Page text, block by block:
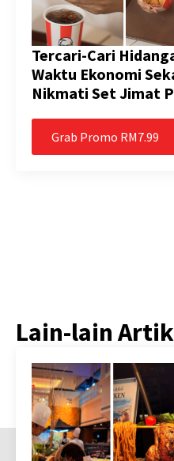
Tercari-Cari
Waktu Ekonomi
Nikmati Set Jimat
Grab Promo RM7.99
Lain-lain